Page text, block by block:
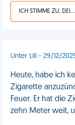
ICH STIMME ZU, DEIN LEBEN IST SCHEISSE
Unter Lili - 29/12/2025
Heute, habe ich
Zigarette
Feuer. Er hat die
zehn Meter weit,